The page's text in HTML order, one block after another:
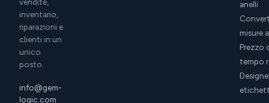
inventario,
riparazioni e
clienti in un
unico
posto.
info@gem-
logic.com
anelli
misure
Prezzo
tempo